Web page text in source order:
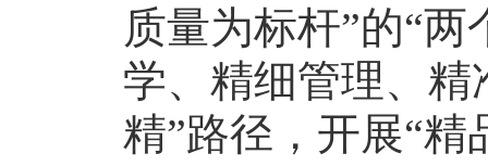
质量为标杆”的“
学、精细管理、精
精”路径，开展“精